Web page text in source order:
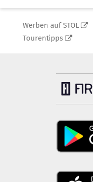
Werben auf STOL
Tourentipps